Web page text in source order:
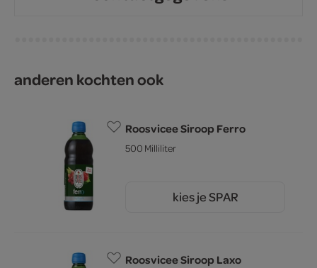
anderen kochten ook
Roosvicee Siroop Ferro
500 Milliliter
kies je SPAR
Roosvicee Siroop Laxo